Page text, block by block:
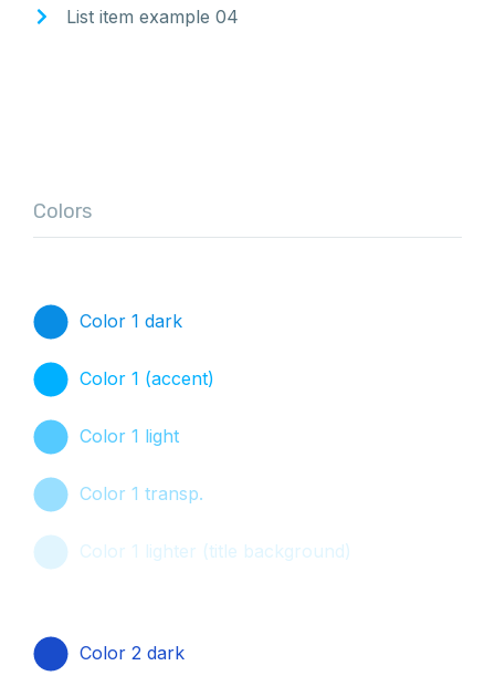
List item example 04
Colors
Color 1 dark
Color 1 (accent)
Color 1 light
Color 1 transp.
Color 1 lighter (title background)
Color 2 dark